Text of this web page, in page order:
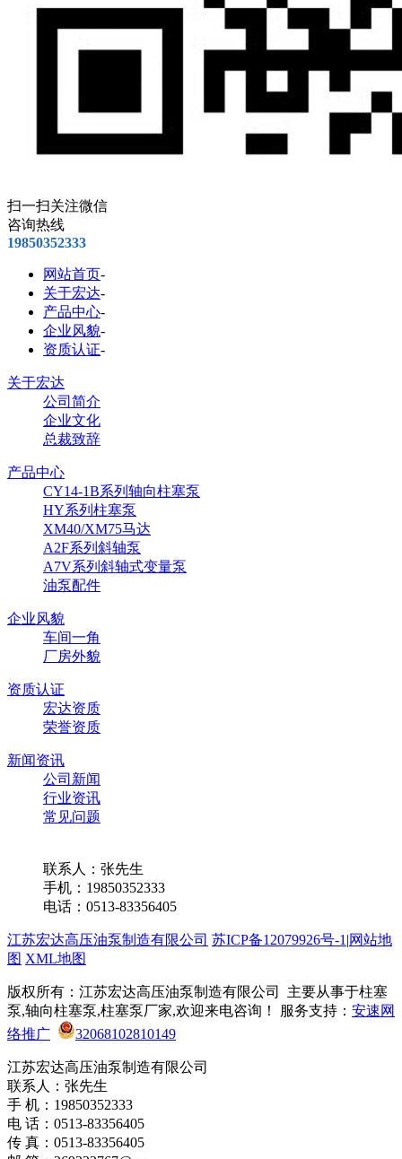
扫一扫关注微信
咨询热线
19850352333
网站首页-
关于宏达-
产品中心-
企业风貌-
资质认证-
关于宏达
公司简介
企业文化
总裁致辞
产品中心
CY14-1B系列轴向柱塞泵
HY系列柱塞泵
XM40/XM75马达
A2F系列斜轴泵
A7V系列斜轴式变量泵
油泵配件
企业风貌
车间一角
厂房外貌
资质认证
宏达资质
荣誉资质
新闻资讯
公司新闻
行业资讯
常见问题
联系人：张先生
手机：19850352333
电话：0513-83356405
江苏宏达高压油泵制造有限公司 苏ICP备12079926号-1 |网站地
图 XML地图
版权所有：江苏宏达高压油泵制造有限公司 主要从事于柱塞
泵,轴向柱塞泵,柱塞泵厂家,欢迎来电咨询！ 服务支持： 安速网
络推广
32068102810149
江苏宏达高压油泵制造有限公司
联系人：张先生
手 机：19850352333
电 话：0513-83356405
传 真：0513-83356405